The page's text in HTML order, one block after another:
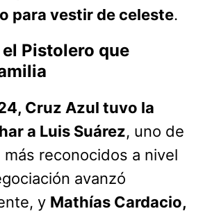
para vestir de celeste.
Pistolero que
Cruz Azul tuvo la
a Luis Suárez, uno de
reconocidos a nivel
avanzó
y Mathías Cardacio,